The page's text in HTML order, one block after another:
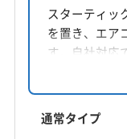
徳島県小松島市
対応地域
勝浦郡勝浦町
板野郡板野町
スターティッ
を置き、エア
す。自社対応
害保険加入
複数台割引や
徹底し、快適
通常タイプ